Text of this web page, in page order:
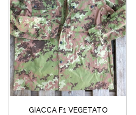
GIACCA F1 VEGETATO